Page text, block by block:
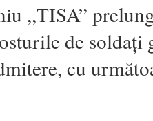
,,TISA”
de soldați
cu